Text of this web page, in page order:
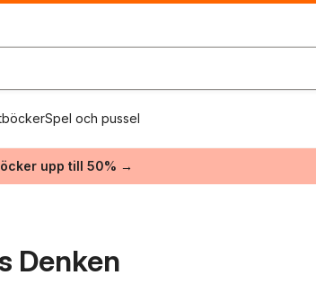
Spel och pussel
upp till 50% →
Denken